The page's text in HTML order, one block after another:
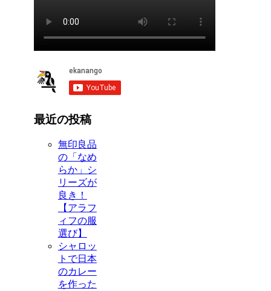
最近の投稿
無印良品
の「なめ
らか」シ
リーズが
良き！
【アラフ
ィフの服
選び】
シャロッ
トで日本
のカレー
を作った